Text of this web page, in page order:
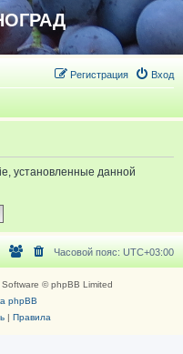
Вход
Регистрация
установленные данной
Часовой пояс: UTC+03:00
© phpBB Limited
phpBB
| Правила